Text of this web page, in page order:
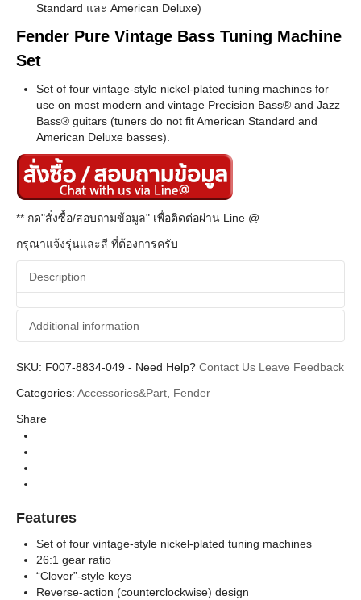
Standard และ American Deluxe)
Fender Pure Vintage Bass Tuning Machine
Set
Set of four vintage-style nickel-plated tuning machines for
use on most modern and vintage Precision Bass® and Jazz
Bass® guitars (tuners do not fit American Standard and
American Deluxe basses).
** กด"สั่งซื้อ/สอบถามข้อมูล" เพื่อติดต่อผ่าน Line @
กรุณาแจ้งรุ่นและสี ที่ต้องการครับ
Description
Additional information
Additional information
Brands Fender
SKU: F007-8834-049 - Need Help? Contact Us Leave Feedback
Categories: Accessories&Part, Fender
Share
Features
Set of four vintage-style nickel-plated tuning machines
26:1 gear ratio
“Clover”-style keys
Reverse-action (counterclockwise) design